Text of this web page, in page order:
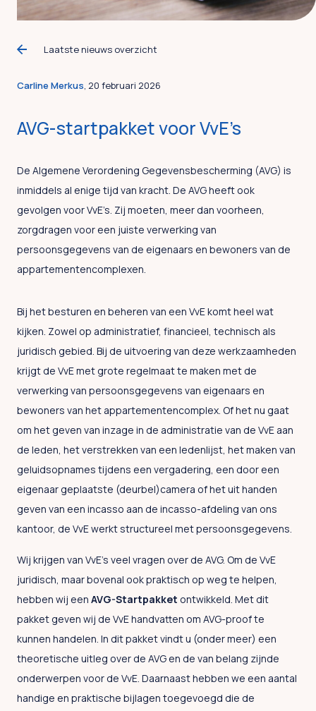
Laatste nieuws overzicht
Carline Merkus, 20 februari 2026
AVG-startpakket voor VvE’s
De Algemene Verordening Gegevensbescherming (AVG) is
inmiddels al enige tijd van kracht. De AVG heeft ook
gevolgen voor VvE’s. Zij moeten, meer dan voorheen,
zorgdragen voor een juiste verwerking van
persoonsgegevens van de eigenaars en bewoners van de
appartementencomplexen.
Bij het besturen en beheren van een VvE komt heel wat
kijken. Zowel op administratief, financieel, technisch als
juridisch gebied. Bij de uitvoering van deze werkzaamheden
krijgt de VvE met grote regelmaat te maken met de
verwerking van persoonsgegevens van eigenaars en
bewoners van het appartementencomplex. Of het nu gaat
om het geven van inzage in de administratie van de VvE aan
de leden, het verstrekken van een ledenlijst, het maken van
geluidsopnames tijdens een vergadering, een door een
eigenaar geplaatste (deurbel)camera of het uit handen
geven van een incasso aan de incasso-afdeling van ons
kantoor, de VvE werkt structureel met persoonsgegevens.
Wij krijgen van VvE’s veel vragen over de AVG. Om de VvE
juridisch, maar bovenal ook praktisch op weg te helpen,
hebben wij een AVG-Startpakket ontwikkeld. Met dit
pakket geven wij de VvE handvatten om AVG-proof te
kunnen handelen. In dit pakket vindt u (onder meer) een
theoretische uitleg over de AVG en de van belang zijnde
onderwerpen voor de VvE. Daarnaast hebben we een aantal
handige en praktische bijlagen toegevoegd die de